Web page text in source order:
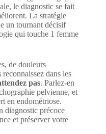
le diagnostic se fait
La stratégie
un tournant décisif
qui touche 1 femme
de douleurs
dans les
pas. Parlez-en
pelvienne, et
en endométriose.
diagnostic précoce
et préserver votre